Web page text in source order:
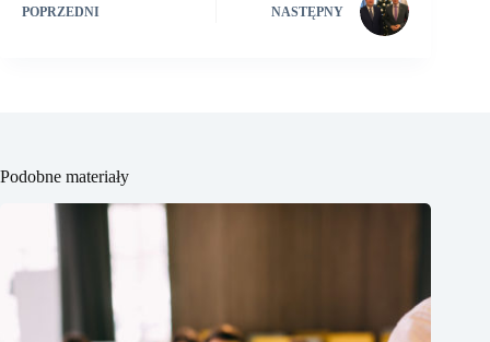
POPRZEDNI NASTĘPNY
Podobne materiały